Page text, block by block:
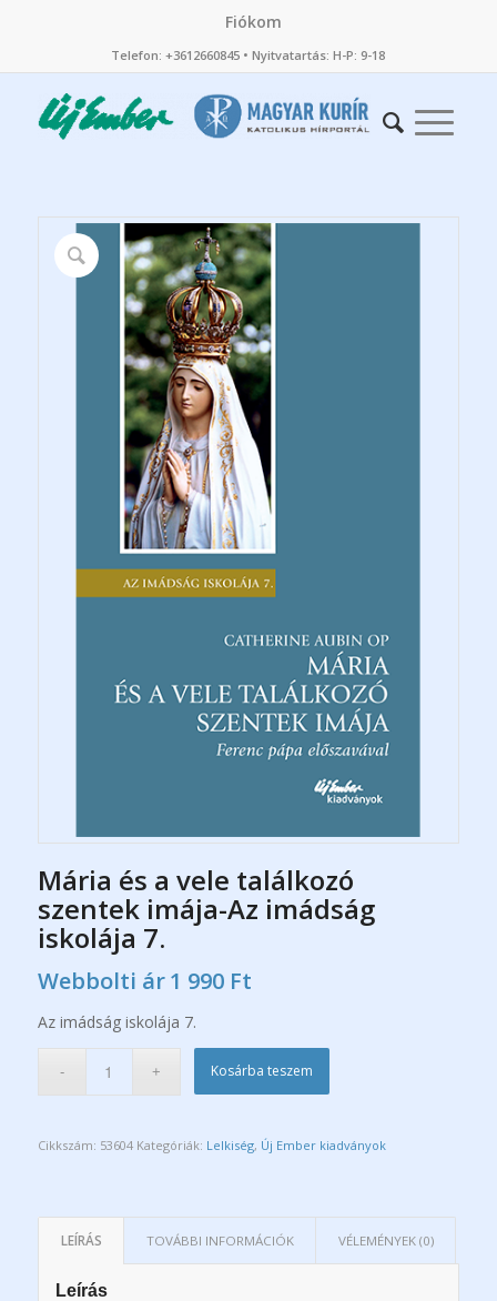
Fiókom
Telefon: +3612660845 • Nyitvatartás: H-P: 9-18
Mária és a vele találkozó
szentek imája-Az imádság
iskolája 7.
Webbolti ár 1 990 Ft
Az imádság iskolája 7.
Kosárba teszem
Cikkszám: 53604 Kategóriák: Lelkiség, Új Ember kiadványok
LEÍRÁS TOVÁBBI INFORMÁCIÓK VÉLEMÉNYEK (0)
Leírás